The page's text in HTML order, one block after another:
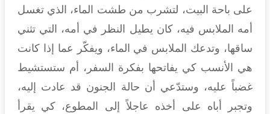
على باحة البيت، لتشرب من طشت الماء، الذي تغسل
أمه الملابس فيه، كان يطيل النظر في أمه، التي تثني
ساقها، وتدعك الملابس في الماء، ويفكّر عما إذا كانت
هي الأنسب كي يفاتحها بفكرة السفر، أم ستستشيط
غضباً عليه، وستدّعي أن حالة الجنون قد عادت إليه،
وتجبر أباه على أخذه عاجلاً إلى المطوع، كي يقرأ